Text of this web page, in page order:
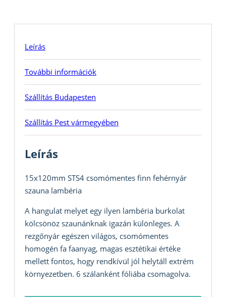
Leírás
További információk
Szállítás Budapesten
Szállítás Pest vármegyében
Leírás
15x120mm STS4 csomómentes finn fehérnyár
szauna lambéria
A hangulat melyet egy ilyen lambéria burkolat
kölcsönöz szaunánknak igazán különleges. A
rezgőnyár egészen világos, csomómentes
homogén fa faanyag, magas esztétikai értéke
mellett fontos, hogy rendkívül jól helytáll extrém
környezetben. 6 szálanként fóliába csomagolva.